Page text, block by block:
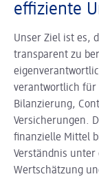
effiziente
Unser Ziel ist es,
transparent zu
verantwortlich für
Bilanzierung,
Versicherungen.
finanzielle Mittel
Verständnis
Wertschätzung